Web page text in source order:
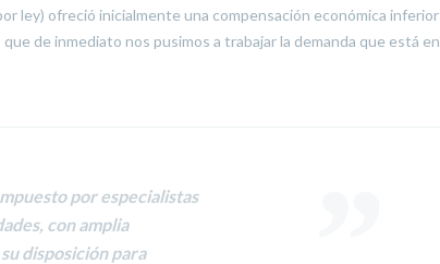
ley) ofreció inicialmente una compensación económica inferior
de inmediato nos pusimos a trabajar la demanda que está en
por especialistas
con amplia
disposición para